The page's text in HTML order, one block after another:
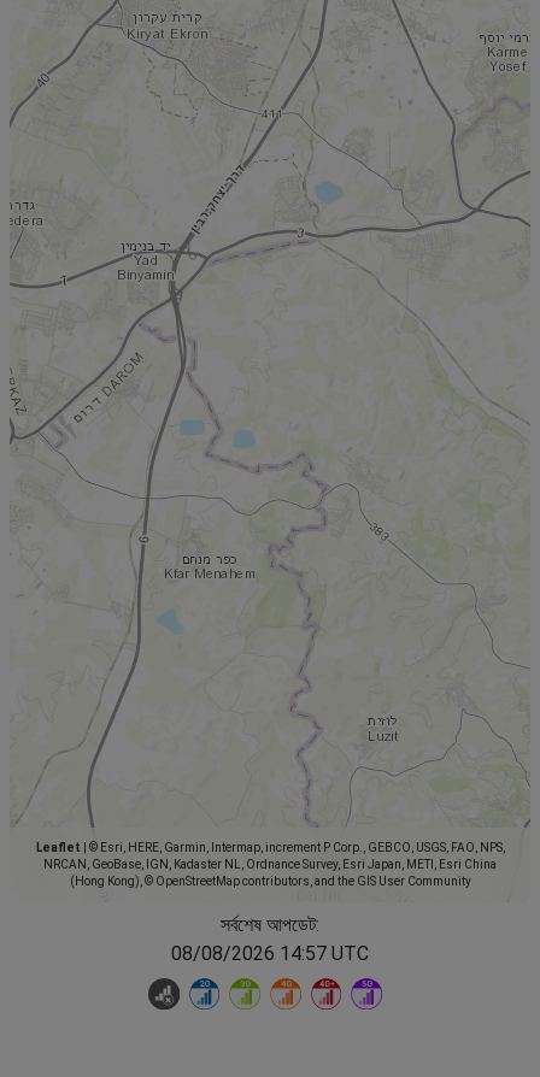
Leaflet
© Esri, HERE, Garmin, Intermap, increment P Corp., GEBCO, USGS, FAO, NPS,
NRCAN, GeoBase, IGN, Kadaster NL, Ordnance Survey, Esri Japan, METI, Esri China
(Hong Kong), © OpenStreetMap contributors, and the GIS User Community
সর্বশেষ আপডেট:
08/08/2026 14:57 UTC